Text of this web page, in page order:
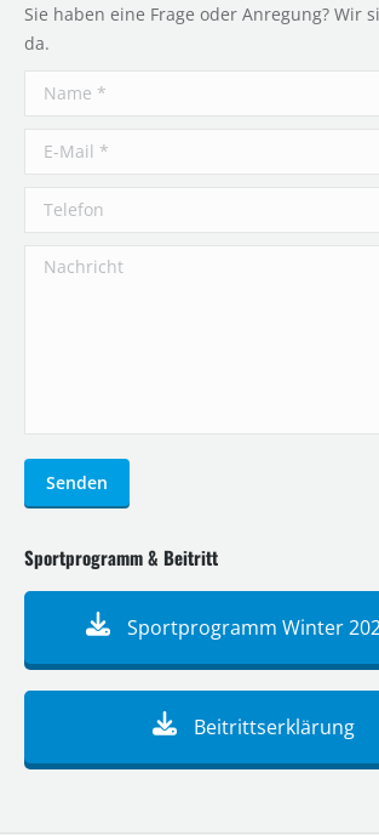
Sie haben eine Frage oder Anregung? Wir
da.
Name *
E-Mail *
Telefon
Nachricht
Senden
Sportprogramm & Beitritt
Sportprogramm Winter
Beitrittserklärung